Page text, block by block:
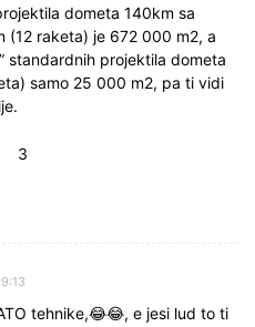
dometa 140km sa
(12 raketa) je 672 000 m2, a
standardnih projektila dometa
samo 25 000 m2, pa ti vidi
3
tehnike,😂😂, e jesi lud to ti